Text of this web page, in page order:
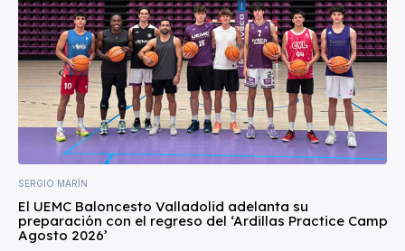
SERGIO MARÍN
El UEMC Baloncesto Valladolid adelanta su
preparación con el regreso del ‘Ardillas Practice Camp
Agosto 2026’